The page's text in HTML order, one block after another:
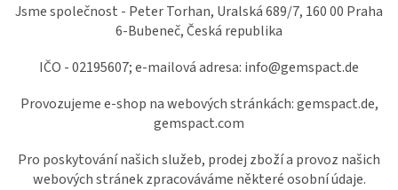
Jsme společnost - Peter Torhan, Uralská 689/7, 160 00 Praha
6-Bubeneč, Česká republika
IČO - 02195607; e-mailová adresa: info@gemspact.de
Provozujeme e-shop na webových stránkách: gemspact.de,
gemspact.com
Pro poskytování našich služeb, prodej zboží a provoz našich
webových stránek zpracováváme některé osobní údaje.